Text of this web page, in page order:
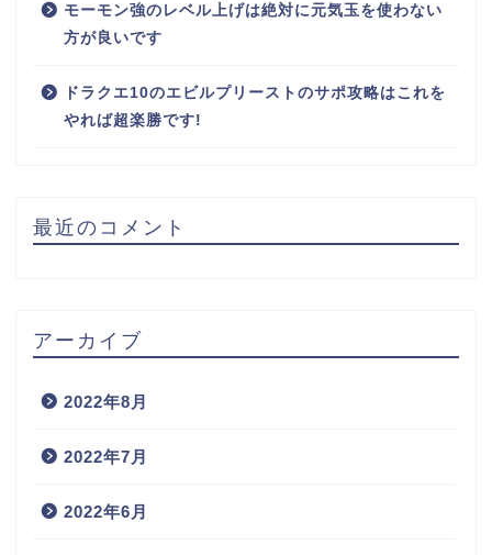
モーモン強のレベル上げは絶対に元気玉を使わない
方が良いです
ドラクエ10のエビルプリーストのサポ攻略はこれを
やれば超楽勝です!
最近のコメント
アーカイブ
2022年8月
2022年7月
2022年6月